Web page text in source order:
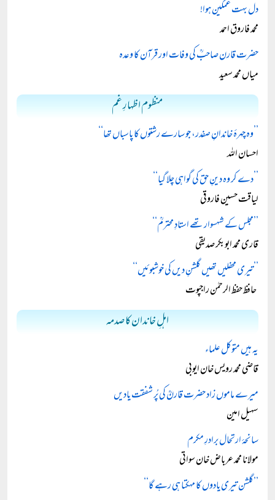
دل بہت غمگین ہوا!
محمد فاروق احمد
حضرت قارن صاحبؒ کی وفات اور قرآن کا وعدہ
میاں محمد سعید
منظوم اظہارِ غم
’’وہ چہرۂ خاندانِ صفدر، جو سارے رشتوں کا پاسباں تھا‘‘
احسان اللہ
’’دے کر وہ دینِ حق کی گواہی چلا گیا‘‘
لیاقت حسین فاروقی
’’مجلس کے شہسوار تھے استادِ محترمؒ‘‘
قاری محمد ابوبکر صدیقی
’’تیری محفلیں تھیں گلشنِ دیں کی خوشبوئیں‘‘
حافظ حفظ الرحمٰن راجپوت
اہلِ خاندان کا صدمہ
یہ ہیں متوکل علماء
قاضی محمد رویس خان ایوبی
میرے ماموں زاد حضرت قارنؒ کی پُر شفقت یادیں
سہیل امین
سانحۂ ارتحال برادرِ مکرم
مولانا محمد عرباض خان سواتی
’’گلشن تیری یادوں کا مہکتا ہی رہے گا‘‘